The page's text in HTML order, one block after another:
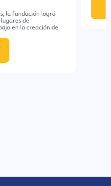
la fundación logró
de
en la creación de